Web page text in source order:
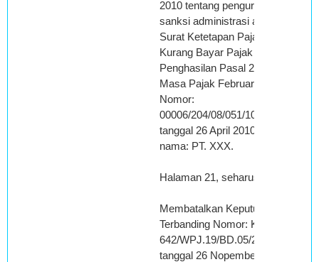
2010 tentang pengurangan
sanksi administrasi atas
Surat Ketetapan Pajak
Kurang Bayar Pajak
Penghasilan Pasal 26
Masa Pajak Februari 2008
Nomor:
00006/204/08/051/10
tanggal 26 April 2010, atas
nama: PT. XXX.
Halaman 21, seharusnya :
Membatalkan Keputusan
Terbanding Nomor: KEP-
642/WPJ.19/BD.05/2010
tanggal 26 Nopember